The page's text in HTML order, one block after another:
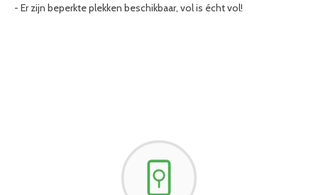
- Er zijn beperkte plekken beschikbaar, vol is écht vol!